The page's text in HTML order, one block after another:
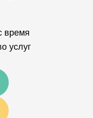
время
услуг